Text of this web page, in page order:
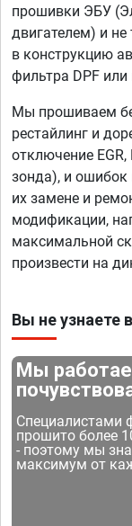
прошивки ЭБУ
двигателем) и не
в конструкцию
фильтра DPF или
Мы прошиваем
рестайлинг и
отключение
зонда), и ошибок
их замене и
модификации,
максимальной
произвести на
Вы не узнаете
Мы
Специалистами
прошито более
- поэтому мы
максимум от